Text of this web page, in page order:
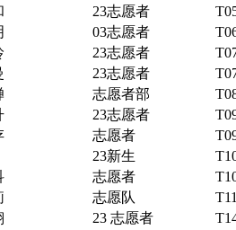
23志愿者
03志愿者
23志愿者
23志愿者
志愿者部
23志愿者
志愿者
23新生
志愿者
志愿队
23 志愿者